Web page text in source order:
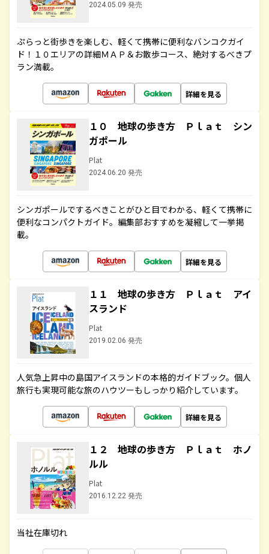
2024.05.09 発売
ぷらっと街歩きを楽しむ、軽くて携帯に便利なバンコクガイ
ド！１０エリアの詳細ＭＡＰ＆お散歩コース、絶対するべきプ
ラン満載。
詳細を見る
１０ 地球の歩き方 Ｐｌａｔ シン
ガポール
Plat
2024.06.20 発売
シンガポールでするべきことがひと目でわかる、軽くて携帯に
便利なコンパクトガイド。編集部おすすめを凝縮して一挙掲
載。
詳細を見る
１１ 地球の歩き方 Ｐｌａｔ アイ
スランド
Plat
2019.02.06 発売
人気急上昇中の島国アイスランドの本格的ガイドブック。個人
旅行も実現可能な旅のハウツーもしっかり紹介しています。
詳細を見る
１２ 地球の歩き方 Ｐｌａｔ ホノ
ルル
Plat
2016.12.22 発売
当社在庫切れ